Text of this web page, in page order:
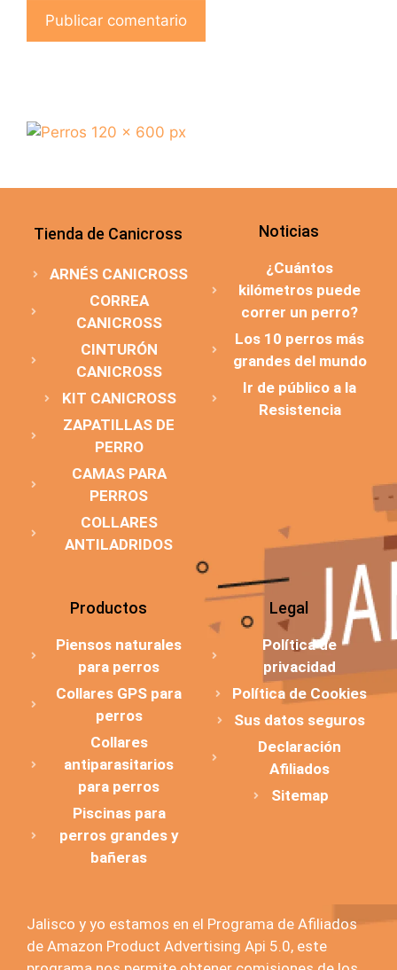
Tienda de Canicross
ARNÉS CANICROSS
CORREA
CANICROSS
CINTURÓN
CANICROSS
KIT CANICROSS
ZAPATILLAS DE
PERRO
CAMAS PARA
PERROS
COLLARES
ANTILADRIDOS
Noticias
¿Cuántos
kilómetros puede
correr un perro?
Los 10 perros más
grandes del mundo
Ir de público a la
Resistencia
Productos
Piensos naturales
para perros
Collares GPS para
perros
Collares
antiparasitarios
para perros
Piscinas para
perros grandes y
bañeras
Legal
Política de
privacidad
Política de Cookies
Sus datos seguros
Declaración
Afiliados
Sitemap
Jalisco y yo estamos en el Programa de Afiliados
de Amazon Product Advertising Api 5.0, este